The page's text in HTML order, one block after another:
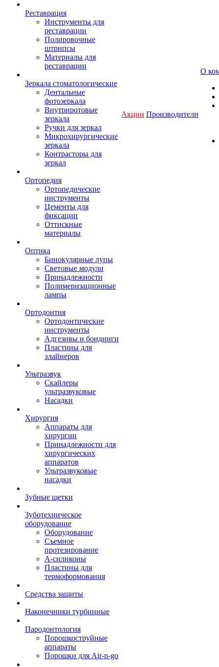
Реставрация
Инструменты для
реставрации
Полировочные
штрипсы
Материалы для
реставрации
Зеркала стоматологические
Дентальные
фотозеркала
Внутриротовые
зеркала
Ручки для зеркал
Микрохирургические
зеркала
Контрасторы для
зеркал
Ортопедия
Ортопедические
инструменты
Цементы для
фиксации
Оттискные
материалы
Оптика
Бинокулярные лупы
Световые модули
Принадлежности
Полимеризационные
лампы
Ортодонтия
Ортодонтические
инструменты
Адгезивы и бондинги
Пластины для
элайнеров
Ультразвук
Скайлеры
ультразвуковые
Насадки
Хирургия
Аппараты для
хирургии
Принадлежности для
хирургических
аппаратов
Ультразвуковые
насадки
Зубные щетки
Зуботехническое
оборудование
Оборудование
Съемное
протезирование
А-силиконы
Пластины для
термоформования
Средства защиты
Наконечники турбинные
Пародонтология
Порошкоструйные
аппараты
Порошки для Air-n-go
Акции Производители
О